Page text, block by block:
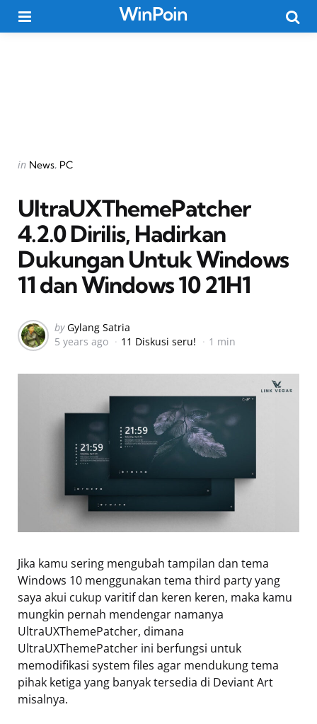
WinPoin
Categories
Posted
in News PC
UltraUXThemePatcher
4.2.0 Dirilis, Hadirkan
Dukungan Untuk Windows
11 dan Windows 10 21H1
Posted
by
by Gylang Satria
5 years ago
11 Diskusi seru! 1 min
Jika kamu sering mengubah tampilan dan tema
Windows 10 menggunakan tema third party yang
saya akui cukup varitif dan keren keren, maka kamu
mungkin pernah mendengar namanya
UltraUXThemePatcher, dimana
UltraUXThemePatcher ini berfungsi untuk
memodifikasi system files agar mendukung tema
pihak ketiga yang banyak tersedia di Deviant Art
misalnya.